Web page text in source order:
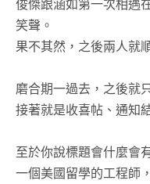
笑聲。
果不其然，之後兩人就
磨合期一過去，之後就
接著就是收喜帖、通知
至於你說標題會什麼會
一個美國留學的工程師